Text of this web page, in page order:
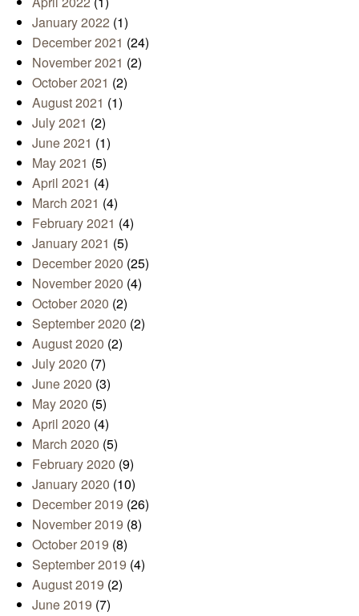
January 2022 (1)
December 2021 (24)
November 2021 (2)
October 2021 (2)
August 2021 (1)
July 2021 (2)
June 2021 (1)
May 2021 (5)
April 2021 (4)
March 2021 (4)
February 2021 (4)
January 2021 (5)
December 2020 (25)
November 2020 (4)
October 2020 (2)
September 2020 (2)
August 2020 (2)
July 2020 (7)
June 2020 (3)
May 2020 (5)
April 2020 (4)
March 2020 (5)
February 2020 (9)
January 2020 (10)
December 2019 (26)
November 2019 (8)
October 2019 (8)
September 2019 (4)
August 2019 (2)
June 2019 (7)